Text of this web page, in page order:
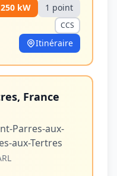
250 kW 1 point
CCS
Itinéraire
France
Parres-aux-
aux-Tertres